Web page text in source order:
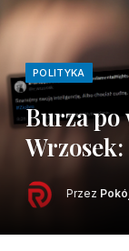
POLITYKA
Burza po
Przez